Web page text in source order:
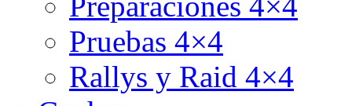
Pruebas 4×4
Rallys y Raid 4×4